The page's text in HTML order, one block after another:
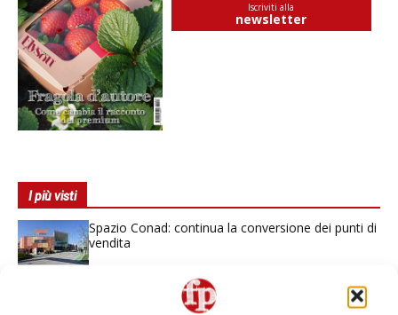
Iscriviti alla
newsletter
I più visti
Spazio Conad: continua la conversione dei punti di
vendita
Non è una susina: è Metis… e può rivoluzionare la